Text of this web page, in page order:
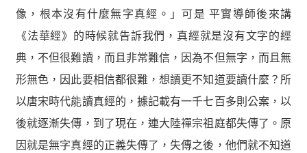
像，根本沒有什麼無字真經。」可是 平實導師後來講
《法華經》的時候就告訴我們，真經就是沒有文字的經
典，不但很難讀，而且非常難信，因為不但無字，而且無
形無色，因此要相信都很難，想讀更不知道要讀什麼？所
以唐宋時代能讀真經的，據記載有一千七百多則公案，以
後就逐漸失傳，到了現在，連大陸禪宗祖庭都失傳了。原
因就是無字真經的正義失傳了，失傳之後，他們就不知道